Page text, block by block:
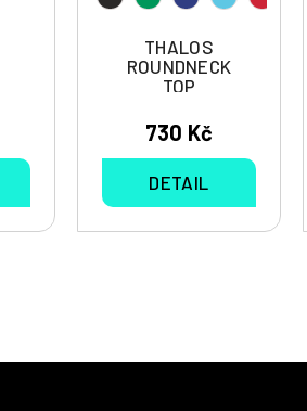
THALOS
ROUNDNECK
TOP
730 Kč
DETAIL